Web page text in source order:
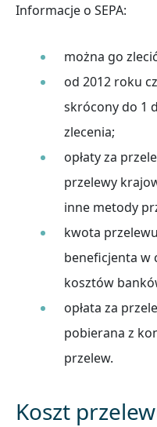
Informacje o SEPA:
można go
od 2012 roku
skrócony do 1
zlecenia;
opłaty za
przelewy
inne metody
kwota
beneficjenta w
kosztów
opłata za
pobierana z
przelew.
Koszt